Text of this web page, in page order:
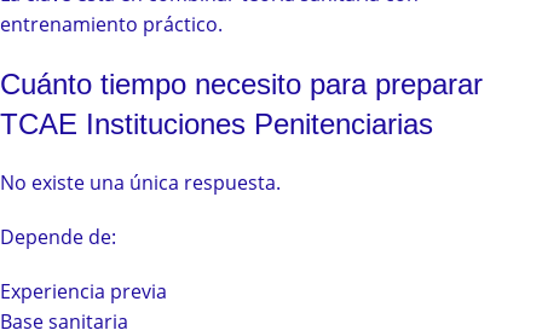
entrenamiento práctico.
Cuánto tiempo necesito para preparar
TCAE Instituciones Penitenciarias
No existe una única respuesta.
Depende de:
Experiencia previa
Base sanitaria